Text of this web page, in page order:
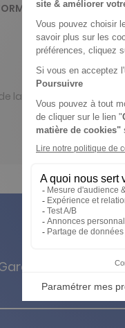
D'EU
la vie locale de la
des prix